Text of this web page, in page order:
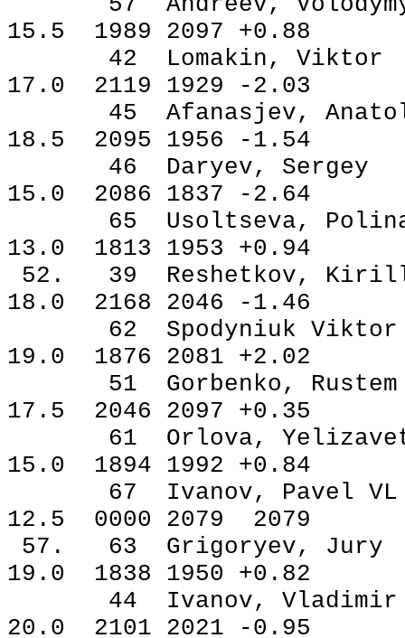
15.5 1989 2097 +0.88
42 Lomakin,
17.0 2119 1929 -2.03
45 Afanasjev,
18.5 2095 1956 -1.54
46 Daryev,
15.0 2086 1837 -2.64
65 Usoltseva,
13.0 1813 1953 +0.94
52. 39
18.0 2168 2046 -1.46
62 Spodyniuk
19.0 1876 2081 +2.02
51 Gorbenko,
17.5 2046 2097 +0.35
61 Orlova,
15.0 1894 1992 +0.84
67 Ivanov,
12.5 0000 2079 2079
57. 63 Grigoryev,
19.0 1838 1950 +0.82
44 Ivanov,
20.0 2101 2021 -0.95